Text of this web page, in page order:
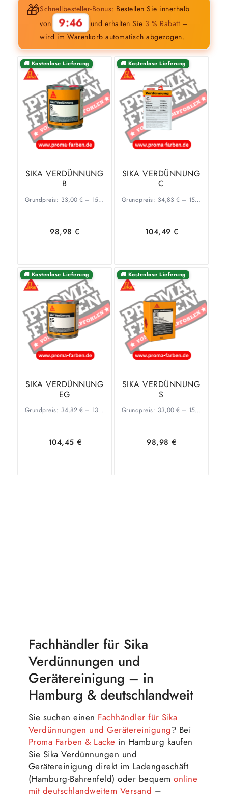
🎁Schnellbesteller-Bonus: Bestellen Sie innerhalb
von
9:45 und erhalten Sie 3 % Rabatt –
wird im Warenkorb automatisch abgezogen.
🚚 Kostenlose Lieferung
SIKA VERDÜNNUNG
B
Grundpreis: 33,00 €– 15,95 l
98,98€
🚚 Kostenlose Lieferung
SIKA VERDÜNNUNG
C
Grundpreis: 34,83 €– 15,84
104,49€
🚚 Kostenlose Lieferung
SIKA VERDÜNNUNG
EG
Grundpreis: 34,82 €– 13,20 l
104,45€
🚚 Kostenlose Lieferung
SIKA VERDÜNNUNG
S
Grundpreis: 33,00 €– 15,95
98,98€
Fachhändler für Sika
Verdünnungen und
Gerätereinigung – in
Hamburg & deutschlandweit
Sie suchen einen Fachhändler für Sika
Verdünnungen und Gerätereinigung? Bei
Proma Farben & Lacke in Hamburg kaufen
Sie Sika Verdünnungen und
Gerätereinigung direkt im Ladengeschäft
(Hamburg-Bahrenfeld) oder bequemonline
mit deutschlandweitem Versand –